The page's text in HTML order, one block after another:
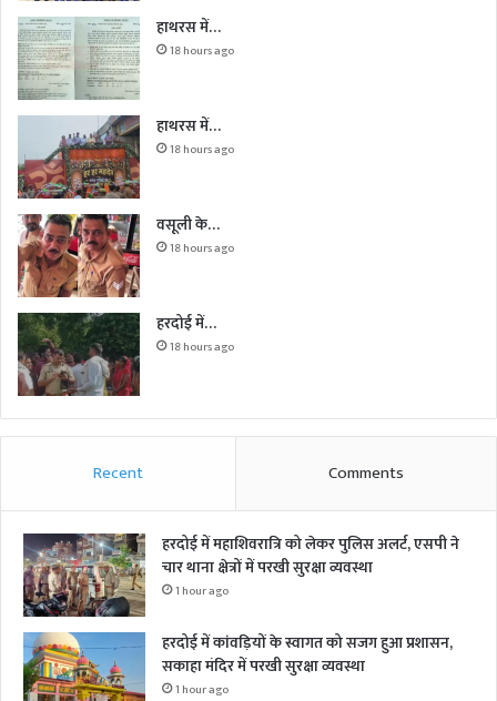
हाथरस में…
18 hours ago
हाथरस में…
18 hours ago
वसूली के…
18 hours ago
हरदोई में…
18 hours ago
Recent Comments
हरदोई में महाशिवरात्रि को लेकर पुलिस अलर्ट, एसपी ने
चार थाना क्षेत्रों में परखी सुरक्षा व्यवस्था
1 hour ago
हरदोई में कांवड़ियों के स्वागत को सजग हुआ प्रशासन,
सकाहा मंदिर में परखी सुरक्षा व्यवस्था
1 hour ago